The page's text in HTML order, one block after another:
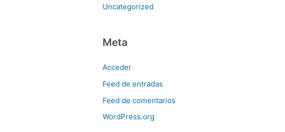
Uncategorized
Meta
Acceder
Feed de entradas
Feed de comentarios
WordPress.org